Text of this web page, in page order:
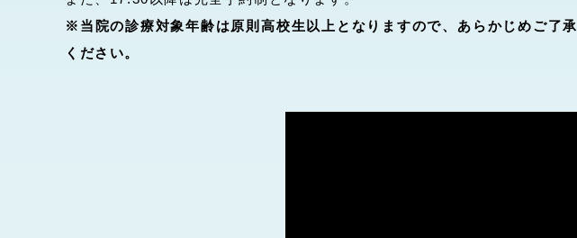
※当院の診療対象年齢は原則高校生以上となりますので、あらかじめご了承
ください。